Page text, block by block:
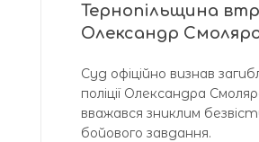
Тернопільщина
Олександр
Суд офіційно визнав
поліції Олександра
вважався зниклим
бойового завдання.